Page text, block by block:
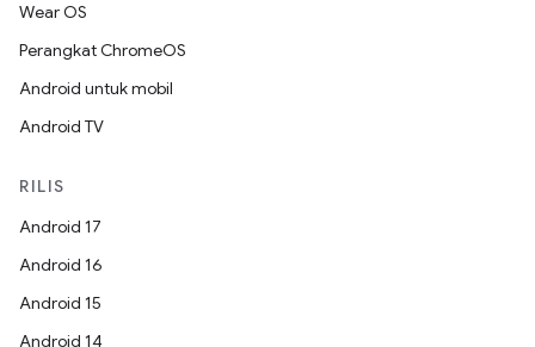
Wear OS
Perangkat ChromeOS
Android untuk mobil
Android TV
RILIS
Android 17
Android 16
Android 15
Android 14